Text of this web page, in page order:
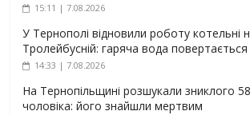
15:11 | 7.08.2026
У Тернополі відновили роботу котельні
Тролейбусній: гаряча вода повертається
14:33 | 7.08.2026
На Тернопільщині розшукали зниклого
чоловіка: його знайшли мертвим